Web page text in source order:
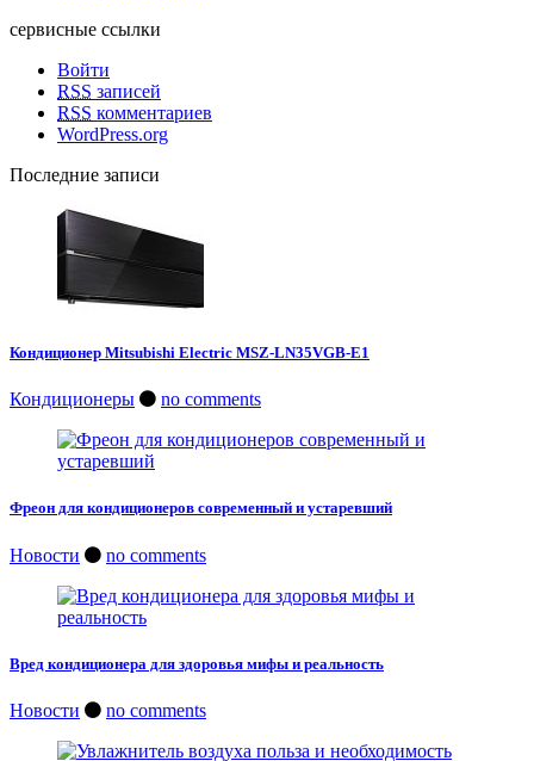
сервисные ссылки
Войти
RSS записей
RSS комментариев
WordPress.org
Последние записи
Кондиционер Mitsubishi Electric MSZ-LN35VGB-E1
Кондиционеры no comments
Фреон для кондиционеров современный и устаревший
Новости no comments
Вред кондиционера для здоровья мифы и реальность
Новости no comments